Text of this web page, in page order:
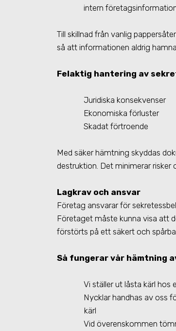
intern
Till skillnad från vanlig
så att informationen aldrig
Felaktig hantering av
Juridiska konsekvenser
Ekonomiska förluster
Skadat förtroende
Med säker hämtning skyddas
destruktion. Det minimerar risker
Lagkrav och ansvar
Företag ansvarar för
Företaget måste kunna visa att
förstörts på ett säkert och
Så fungerar vår hämtning
Vi ställer ut låsta kärl hos
Nycklar handhas av oss
kärl
Vid överenskommen